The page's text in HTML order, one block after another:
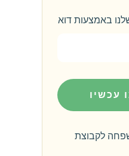
באמצעות דוא
עכשיו
לקבוצת